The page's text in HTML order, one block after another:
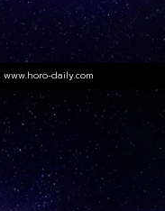
www.horo-daily.com